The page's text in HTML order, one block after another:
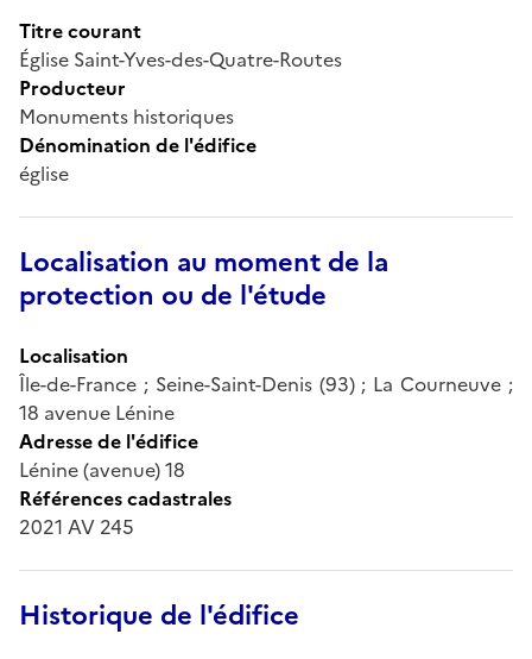
Titre courant
Église Saint-Yves-des-Quatre-Routes
Producteur
Monuments historiques
Dénomination de l'édifice
église
Localisation au moment de la
protection ou de l'étude
Localisation
Île-de-France ; Seine-Saint-Denis (93) ; La Courneuve ;
18 avenue Lénine
Adresse de l'édifice
Lénine (avenue) 18
Références cadastrales
2021 AV 245
Historique de l'édifice